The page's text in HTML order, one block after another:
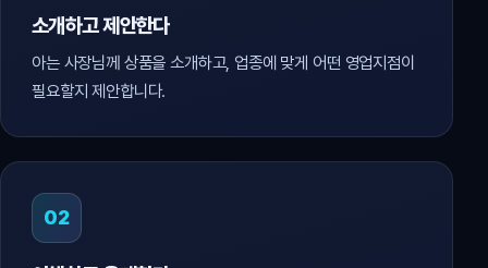
소개하고 제안한다
아는 사장님께 상품을 소개하고, 업종에 맞게 어떤 영업지점이
필요할지 제안합니다.
02